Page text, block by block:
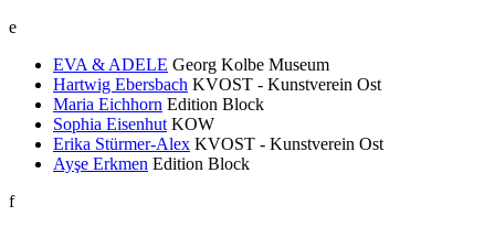
e
EVA & ADELE Georg Kolbe Museum
Hartwig Ebersbach KVOST - Kunstverein Ost
Maria Eichhorn Edition Block
Sophia Eisenhut KOW
Erika Stürmer-Alex KVOST - Kunstverein Ost
Ayşe Erkmen Edition Block
f